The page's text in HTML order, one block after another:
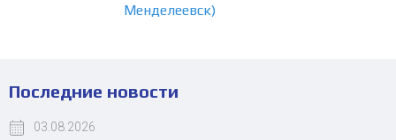
Менделеевск)
Последние новости
03.08.2026